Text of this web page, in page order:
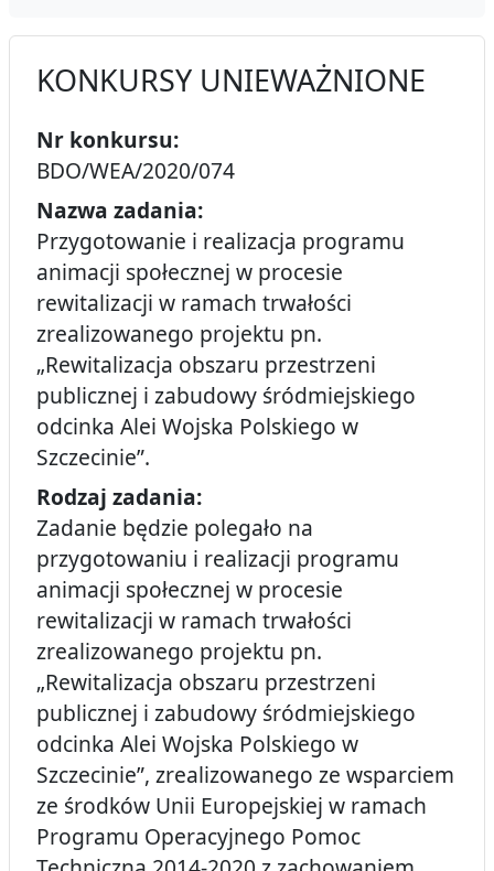
KONKURSY UNIEWAŻNIONE
Nr konkursu:
BDO/WEA/2020/074
Nazwa zadania:
Przygotowanie i realizacja programu
animacji społecznej w procesie
rewitalizacji w ramach trwałości
zrealizowanego projektu pn.
„Rewitalizacja obszaru przestrzeni
publicznej i zabudowy śródmiejskiego
odcinka Alei Wojska Polskiego w
Szczecinie”.
Rodzaj zadania:
Zadanie będzie polegało na
przygotowaniu i realizacji programu
animacji społecznej w procesie
rewitalizacji w ramach trwałości
zrealizowanego projektu pn.
„Rewitalizacja obszaru przestrzeni
publicznej i zabudowy śródmiejskiego
odcinka Alei Wojska Polskiego w
Szczecinie”, zrealizowanego ze wsparciem
ze środków Unii Europejskiej w ramach
Programu Operacyjnego Pomoc